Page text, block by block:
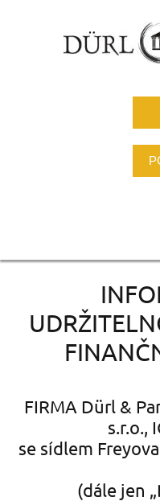
FIRMA Dürl &
s.r.o.,
se sídlem
(dále jen